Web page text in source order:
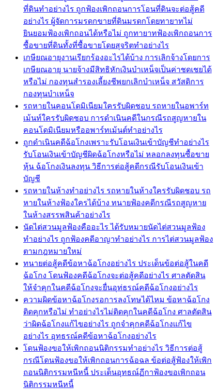
ที่ดินทำอย่างไร ถูกฟ้องเพิกถอนการโอนที่ดินจะต่อสู้คดี
อย่างไร ผู้จัดการมรดกขายที่ดินมรดกโดยทายาทไม่
ยินยอมฟ้องเพิกถอนได้หรือไม่ ถูกทายาทฟ้องเพิกถอนการ
ซื้อขายที่ดินทั้งที่ซื้อขายโดยสุจริตทำอย่างไร
เกษียณอายุงานเรียกร้องอะไรได้บ้าง การเลิกจ้างโดยการ
เกษียณอายุ นายจ้างมีสิทธิหักเงินบำเหน็จเป็นค่าชดเชยได้
หรือไม่ กองทุนสำรองเลี้ยงชีพยกเลิกบำเหน็จ สวัสดิการ
กองทุนบำเหน็จ
รถหายในคอนโดมิเนียมใครรับผิดชอบ รถหายในอพาร์ท
เม้นท์ใครรับผิดชอบ การดำเนินคดีในกรณีรถสูญหายใน
คอนโดมิเนียมหรืออพาร์ทเม้นต์ทำอย่างไร
ถูกดำเนินคดีฉ้อโกงเพราะรับโอนเงินเข้าบัญชีทำอย่างไร
รับโอนเงินเข้าบัญชีผิดฉ้อโกงหรือไม่ หลอกลงทุนซื้อขาย
หุ้น ฉ้อโกงเงินลงทุน วิธีการต่อสู้คดีกรณีรับโอนเงินเข้า
บัญชี
รถหายในห้างทำอย่างไร รถหายในห้างใครรับผิดชอบ รถ
หายในห้างฟ้องใครได้บ้าง ทนายฟ้องคดีกรณีรถสูญหาย
ในห้างสรรพสินค้าอย่างไร
นัดไต่สวนมูลฟ้องคืออะไร ได้รับหมายนัดไต่สวนมูลฟ้อง
ทำอย่างไร ถูกฟ้องคดีอาญาทำอย่างไร การไต่สวนมูลฟ้อง
ตามกฎหมายใหม่
ทนายต่อสู้คดีข้อหาฉ้อโกงอย่างไร ประเด็นข้อต่อสู้ในคดี
ฉ้อโกง โดนฟ้องคดีฉ้อโกงจะต่อสู้คดีอย่างไร ศาลตัดสิน
ให้จำคุกในคดีฉ้อโกงจะยื่นอุท่ธรณ์คดีฉ้อโกงอย่างไร
ความผิดข้อหาฉ้อโกงรอการลงโทษได้ไหม ข้อหาฉ้อโกง
ติดคุกหรือไม่ ทำอย่างไรไม่ติดคุกในคดีฉ้อโกง ศาลตัดสิน
ว่าผิดฉ้อโกงแก้ไขอย่างไร ถูกจำคุกคดีฉ้อโกงแก้ไข
อย่างไร อุทธรณ์คดีข้อหาฉ้อโกงอย่างไร
โดนฟ้องขอให้เพิกถอนนิติกรรมทำอย่างไร วิธีการต่อสู้
กรณีโดนฟ้องขอให้เพิกถอนการฉ้อฉล ข้อต่อสู้ฟ้องให้เพิก
ถอนนิติกรรมหนีหนี้ ประเด็นอุทธณ์ฏีกาฟ้องขอเพิกถอน
นิติกรรมหนีหนี้